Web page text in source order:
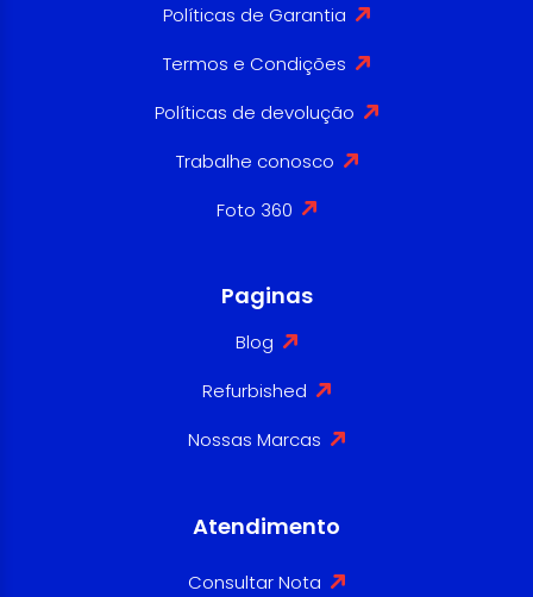
Políticas de Garantia
Termos e Condições
Políticas de devolução
Trabalhe conosco
Foto 360
Paginas
Blog
Refurbished
Nossas Marcas
Atendimento
Consultar Nota